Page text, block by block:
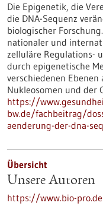
Die Epigenetik, die
die DNA-Sequenz
biologischer
nationaler und
zelluläre Regulations-
durch epigenetische
verschiedenen Ebenen
Nukleosomen und der
https://
bw.de/fachbeitrag/
aenderung-der-dna-
Übersicht
Unsere Autoren
https://www.bio-